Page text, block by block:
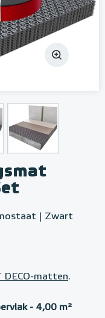
| Zwart
DECO-matten.
- 4,00 m²